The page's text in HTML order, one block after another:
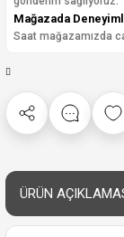
Mağazada
Saat mağazamızda
ÜRÜN